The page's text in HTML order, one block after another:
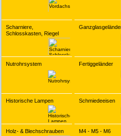
Scharniere,
Schlosskasten, Riegel
Nutrohrsystem Fertiggeländer
Historische Lampen Schmiedeeisen
Holz- & Blechschrauben M4 - M5 - M6